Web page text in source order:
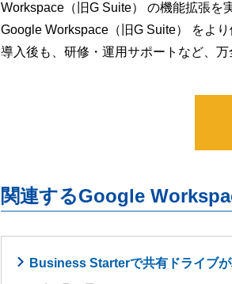
Workspace（旧G Suite） の機能拡張を
Google Workspace（旧G Suite） をよ
導入後も、研修・運用サポートなど、
関連するGoogle
Business Starterで共有ドライブ